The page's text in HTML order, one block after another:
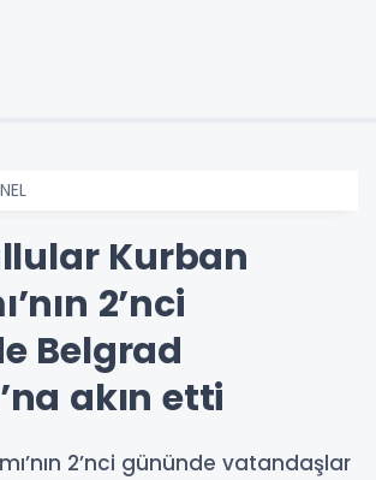
Kurban
2’nci
Belgrad
akın etti
2’nci gününde vatandaşlar